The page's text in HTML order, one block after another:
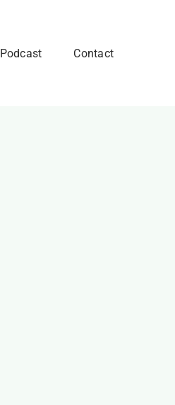
Podcast Contact